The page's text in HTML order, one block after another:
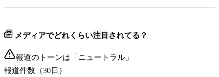
メディアでどれくらい注目されてる？
報道のトーンは「 ニュートラル 」
報道件数（30日）